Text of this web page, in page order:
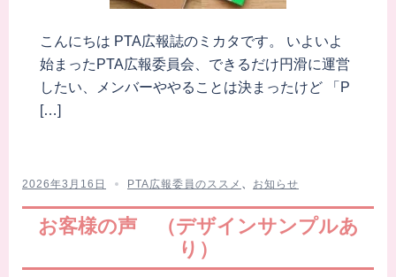
こんにちは PTA広報誌のミカタです。 いよいよ
始まったPTA広報委員会、できるだけ円滑に運営
したい、メンバーややることは決まったけど 「P
[…]
2026年3月16日 PTA広報委員のススメ 、 お知らせ
お客様の声 （デザインサンプルあ
り）